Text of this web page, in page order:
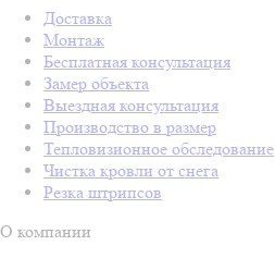
Доставка
Монтаж
Бесплатная консультация
Замер объекта
Выездная консультация
Производство в размер
Тепловизионное обследование
Чистка кровли от снега
Резка штрипсов
О компании